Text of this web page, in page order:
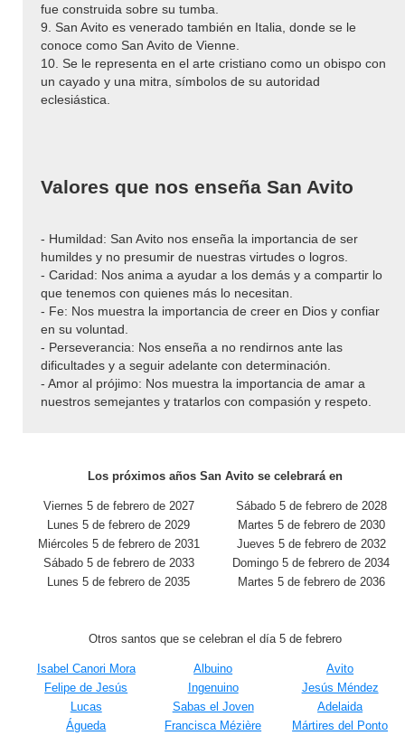
fue construida sobre su tumba.
9. San Avito es venerado también en Italia, donde se le
conoce como San Avito de Vienne.
10. Se le representa en el arte cristiano como un obispo con
un cayado y una mitra, símbolos de su autoridad
eclesiástica.
Valores que nos enseña San Avito
- Humildad: San Avito nos enseña la importancia de ser
humildes y no presumir de nuestras virtudes o logros.
- Caridad: Nos anima a ayudar a los demás y a compartir lo
que tenemos con quienes más lo necesitan.
- Fe: Nos muestra la importancia de creer en Dios y confiar
en su voluntad.
- Perseverancia: Nos enseña a no rendirnos ante las
dificultades y a seguir adelante con determinación.
- Amor al prójimo: Nos muestra la importancia de amar a
nuestros semejantes y tratarlos con compasión y respeto.
Los próximos años San Avito se celebrará en
Viernes 5 de febrero de 2027
Sábado 5 de febrero de 2028
Lunes 5 de febrero de 2029
Martes 5 de febrero de 2030
Miércoles 5 de febrero de 2031
Jueves 5 de febrero de 2032
Sábado 5 de febrero de 2033
Domingo 5 de febrero de 2034
Lunes 5 de febrero de 2035
Martes 5 de febrero de 2036
Otros santos que se celebran el día 5 de febrero
Isabel Canori Mora Albuino
Avito
Felipe de Jesús
Ingenuino
Jesús Méndez
Lucas
Sabas el Joven
Adelaida
Águeda
Francisca Mézière Mártires del Ponto